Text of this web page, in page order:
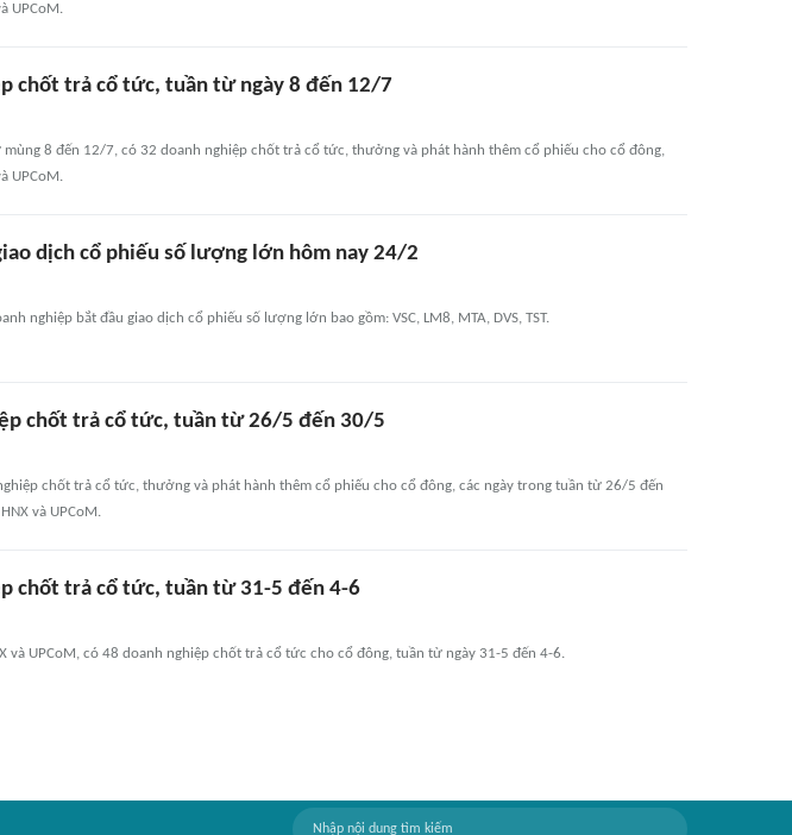
UPCoM.
chốt trả cổ tức, tuần từ ngày 8 đến 12/7
mùng 8 đến 12/7, có 32 doanh nghiệp chốt trả cổ tức, thưởng và phát hành thêm cổ phiếu cho cổ đông,
UPCoM.
dịch cổ phiếu số lượng lớn hôm nay 24/2
nghiệp bắt đầu giao dịch cổ phiếu số lượng lớn bao gồm: VSC, LM8, MTA, DVS, TST.
chốt trả cổ tức, tuần từ 26/5 đến 30/5
chốt trả cổ tức, thưởng và phát hành thêm cổ phiếu cho cổ đông, các ngày trong tuần từ 26/5 đến
và UPCoM.
chốt trả cổ tức, tuần từ 31-5 đến 4-6
và UPCoM, có 48 doanh nghiệp chốt trả cổ tức cho cổ đông, tuần từ ngày 31-5 đến 4-6.